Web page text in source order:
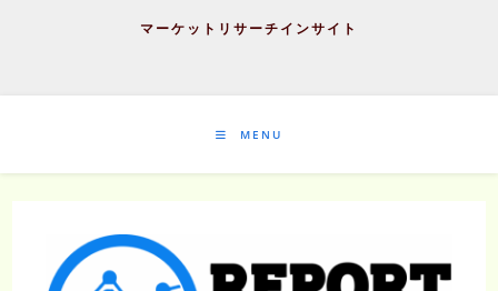
マーケットリサーチインサイト
MENU